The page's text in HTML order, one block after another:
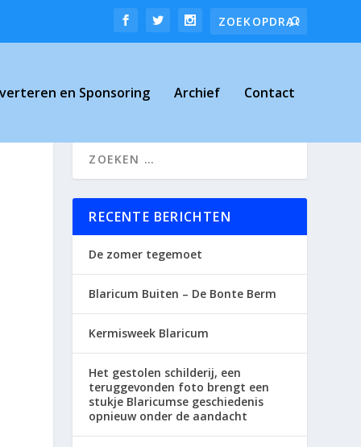
en Sponsoring Archief Contact
RECENTE BERICHTEN
De zomer tegemoet
Blaricum Buiten – De Bonte Berm
Kermisweek Blaricum
Het gestolen schilderij, een
teruggevonden foto brengt een
stukje Blaricumse geschiedenis
opnieuw onder de aandacht